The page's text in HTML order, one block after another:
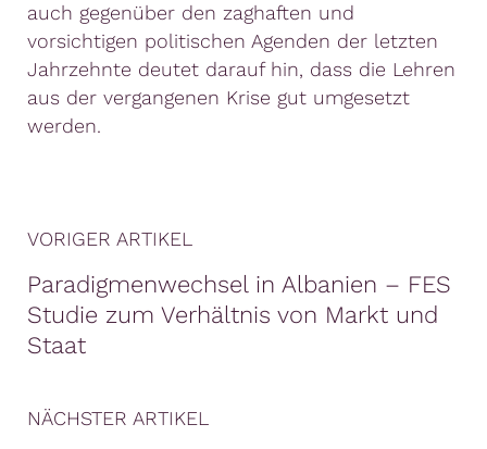
auch gegenüber den zaghaften und
vorsichtigen politischen Agenden der letzten
Jahrzehnte deutet darauf hin, dass die Lehren
aus der vergangenen Krise gut umgesetzt
werden.
VORIGER ARTIKEL
Paradigmenwechsel in Albanien – FES
Studie zum Verhältnis von Markt und
Staat
NÄCHSTER ARTIKEL